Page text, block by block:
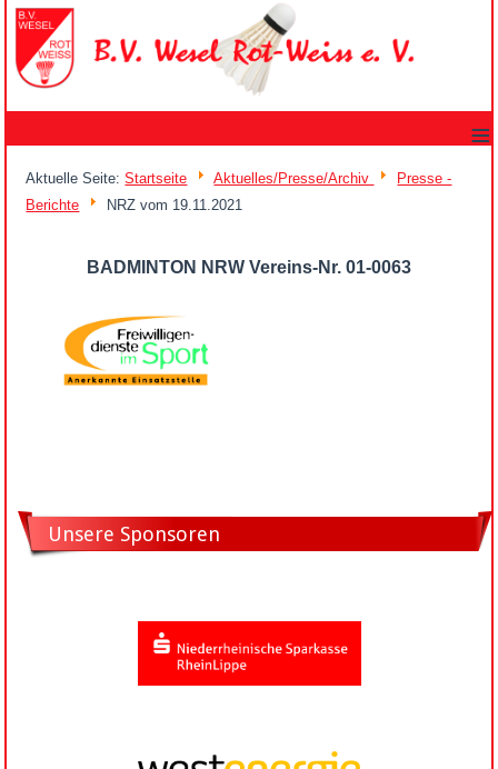
≡
Aktuelle Seite:Startseite Aktuelles/Presse/Archiv
Presse -
Berichte
NRZ vom 19.11.2021
BADMINTON NRW Vereins-Nr. 01-0063
Unsere Sponsoren